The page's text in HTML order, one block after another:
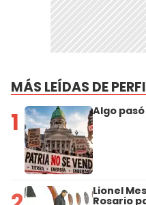
MÁS LEÍDAS DE
1 Algo pasó
Lionel
Rosario